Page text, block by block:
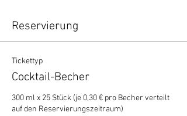
Reservierung
Tickettyp
Cocktail-Becher
300 ml x 25 Stück (je 0,30 € pro Becher verteilt
auf den Reservierungszeitraum)